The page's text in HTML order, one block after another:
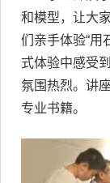
和模型，让大
们亲手体验“用
式体验中感受
氛围热烈。讲
专业书籍。